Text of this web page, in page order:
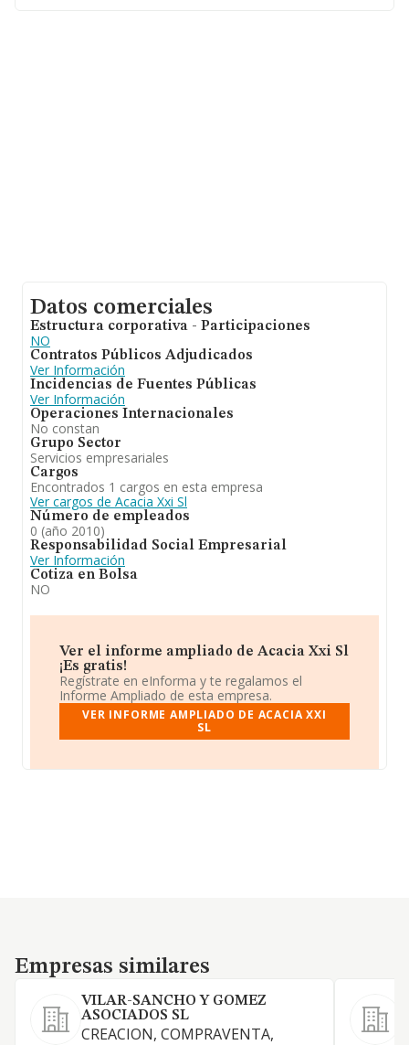
Datos comerciales
Estructura corporativa - Participaciones
NO
Contratos Públicos Adjudicados
Ver Información
Incidencias de Fuentes Públicas
Ver Información
Operaciones Internacionales
No constan
Grupo Sector
Servicios empresariales
Cargos
Encontrados 1 cargos en esta empresa
Ver cargos de Acacia Xxi Sl
Número de empleados
0 (año 2010)
Responsabilidad Social Empresarial
Ver Información
Cotiza en Bolsa
NO
Ver el informe ampliado de Acacia Xxi Sl
¡Es gratis!
Regístrate en eInforma y te regalamos el
Informe Ampliado de esta empresa.
VER INFORME AMPLIADO DE ACACIA XXI
SL
Empresas similares
Empresas similares
VILAR-SANCHO Y GOMEZ
ASOCIADOS SL
CREACION, COMPRAVENTA,